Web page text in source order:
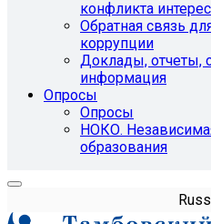
конфликта
Обратная связь
коррупции
Доклады, отчеты,
информация
Опросы
Опросы
НОКО.
образования